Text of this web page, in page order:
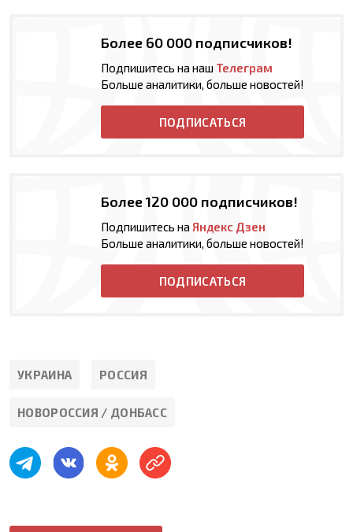
Более 60 000 подписчиков!
Подпишитесь на наш Телеграм
Больше аналитики, больше новостей!
ПОДПИСАТЬСЯ
Более 120 000 подписчиков!
Подпишитесь на Яндекс Дзен
Больше аналитики, больше новостей!
ПОДПИСАТЬСЯ
УКРАИНА РОССИЯ
НОВОРОССИЯ / ДОНБАСС